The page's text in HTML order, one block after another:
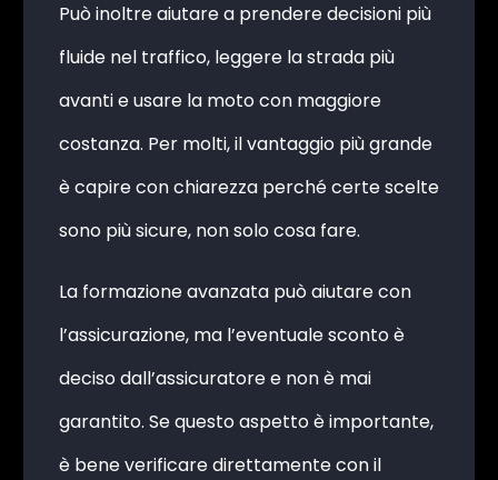
Può inoltre aiutare a prendere decisioni più
fluide nel traffico, leggere la strada più
avanti e usare la moto con maggiore
costanza. Per molti, il vantaggio più grande
è capire con chiarezza perché certe scelte
sono più sicure, non solo cosa fare.
La formazione avanzata può aiutare con
l’assicurazione, ma l’eventuale sconto è
deciso dall’assicuratore e non è mai
garantito. Se questo aspetto è importante,
è bene verificare direttamente con il